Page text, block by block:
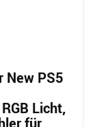
New PS5
Licht,
für